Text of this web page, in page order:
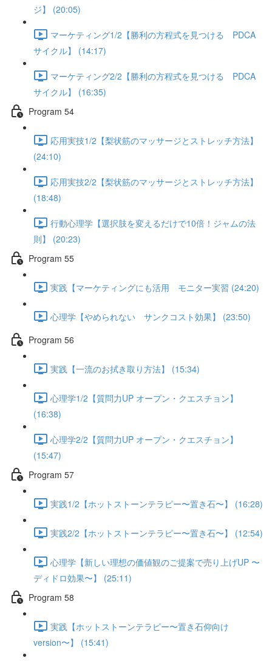
ジ】 (20:05)
マーケティング1/2【勝利の方程式を見つける PDCA
サイクル】 (14:17)
マーケティング2/2【勝利の方程式を見つける PDCA
サイクル】 (16:35)
Program 54
応用実技1/2【梨状筋のマッサージとストレッチ方法】
(24:10)
応用実技2/2【梨状筋のマッサージとストレッチ方法】
(18:48)
行動心理学【選択肢を変えるだけで10倍！ジャムの法
則】 (20:23)
Program 55
実践【マーケティングにも活用 モニター実習 (24:20)
心理学【やめられない サンクコスト効果】 (23:50)
Program 56
実践【一流のお拭き取り方法】 (15:34)
心理学1/2【質問力UP オープン・クエスチョン】
(16:38)
心理学2/2【質問力UP オープン・クエスチョン】
(15:47)
Program 57
実践1/2【ホットストーンテラピー〜置き石〜】 (16:28)
実践2/2【ホットストーンテラピー〜置き石〜】 (12:54)
心理学【新しい理想の価値観のご提案で売り上げUP 〜
ディドロ効果〜】 (25:11)
Program 58
実践【ホットストーンテラピー〜置き石仰向け
version〜】 (15:41)